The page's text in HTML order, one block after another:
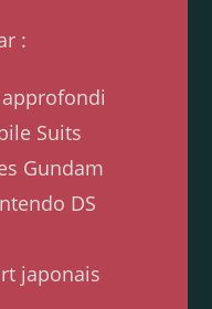
:
Suits
Gundam
DS
japonais